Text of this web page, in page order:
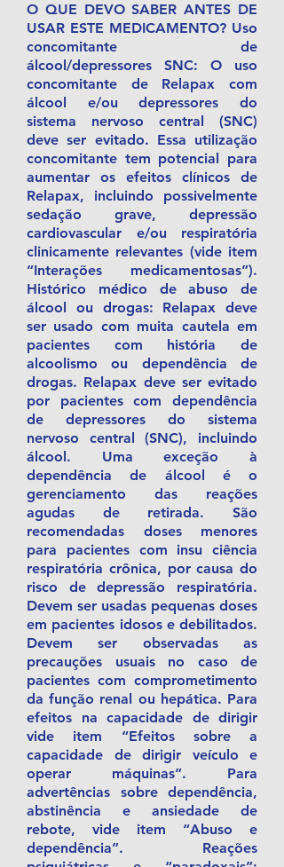
O QUE DEVO SABER ANTES DE
USAR ESTE MEDICAMENTO? Uso
concomitante de
álcool/depressores SNC: O uso
concomitante de Relapax com
álcool e/ou depressores do
sistema nervoso central (SNC)
deve ser evitado. Essa utilização
concomitante tem potencial para
aumentar os efeitos clínicos de
Relapax, incluindo possivelmente
sedação grave, depressão
cardiovascular e/ou respiratória
clinicamente relevantes (vide item
“Interações medicamentosas”).
Histórico médico de abuso de
álcool ou drogas: Relapax deve
ser usado com muita cautela em
pacientes com história de
alcoolismo ou dependência de
drogas. Relapax deve ser evitado
por pacientes com dependência
de depressores do sistema
nervoso central (SNC), incluindo
álcool. Uma exceção à
dependência de álcool é o
gerenciamento das reações
agudas de retirada. São
recomendadas doses menores
para pacientes com insu ciência
respiratória crônica, por causa do
risco de depressão respiratória.
Devem ser usadas pequenas doses
em pacientes idosos e debilitados.
Devem ser observadas as
precauções usuais no caso de
pacientes com comprometimento
da função renal ou hepática. Para
efeitos na capacidade de dirigir
vide item “Efeitos sobre a
capacidade de dirigir veículo e
operar máquinas”. Para
advertências sobre dependência,
abstinência e ansiedade de
rebote, vide item “Abuso e
dependência”. Reações